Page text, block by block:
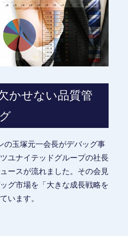
かせない品質管
の玉塚元一会長がデバッグ事
ユナイテッドグループの社長
ースが流れました。その会見
グ市場を「大きな成長戦略を
います。